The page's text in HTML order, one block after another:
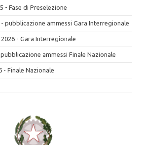
- Fase di Preselezione
- pubblicazione ammessi Gara Interregionale
- Gara Interregionale
ammessi Finale Nazionale
- Finale Nazionale